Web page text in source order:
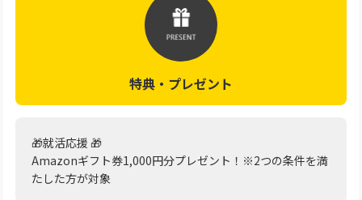
特典・プレゼント
🎁就活応援 🎁
Amazonギフト券1,000円分プレゼント！※2つの条件を満
たした方が対象